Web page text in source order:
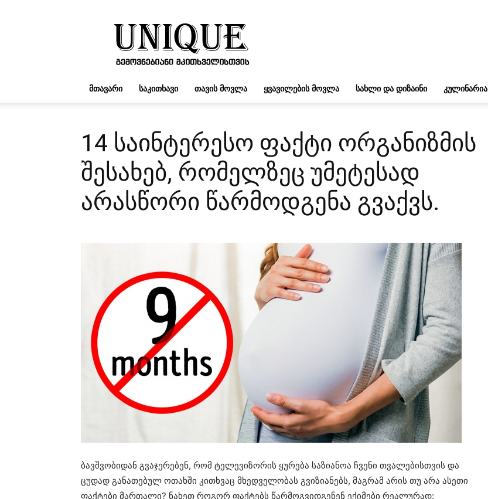
UNIQUE.GE
ᲛᲗᲐᲕᲐᲠᲘ ᲡᲐᲙᲘᲗᲮᲐᲕᲘ ᲗᲐᲕᲘᲡ ᲛᲝᲕᲚᲐ ᲧᲕᲐᲕᲘᲚᲔᲑᲘᲡ ᲛᲝᲕᲚᲐ ᲡᲐᲮᲚᲘ ᲓᲐ ᲓᲘᲖᲐᲘᲜᲘ ᲙᲣᲚᲘᲜᲐᲠᲘᲐ
14 საინტერესო ფაქტი ორგანიზმის
შესახებ, რომელზეც უმეტესად
არასწორი წარმოდგენა გვაქვს.
ბავშვობიდან გვაჯერებენ, რომ ტელევიზორის ყურება საზიანოა ჩვენი თვალებისთვის და
ცუდად განათებულ ოთახში კითხვაც მხედველობას გვიზიანებს, მაგრამ არის თუ არა ასეთი
ფაქტები მართალი? ნახეთ როგორ ფაქტებს წარმოგვიდგენენ ექიმები რეალურად: